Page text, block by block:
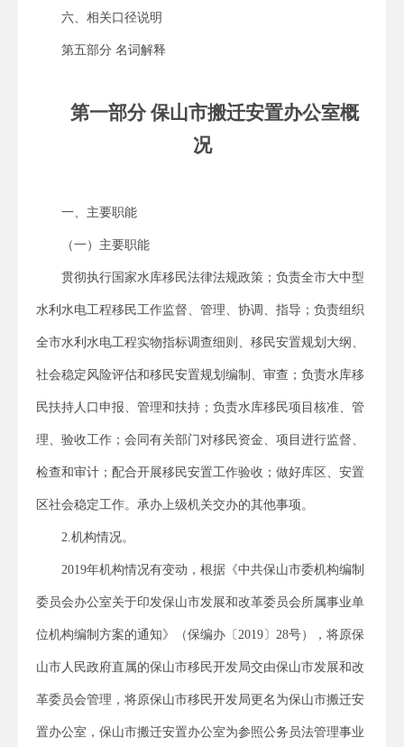
六、相关口径说明
第五部分 名词解释
第一部分 保山市搬迁安置办公室概
况
一、主要职能
（一）主要职能
贯彻执行国家水库移民法律法规政策；负责全市大中型
水利水电工程移民工作监督、管理、协调、指导；负责组织
全市水利水电工程实物指标调查细则、移民安置规划大纲、
社会稳定风险评估和移民安置规划编制、审查；负责水库移
民扶持人口申报、管理和扶持；负责水库移民项目核准、管
理、验收工作；会同有关部门对移民资金、项目进行监督、
检查和审计；配合开展移民安置工作验收；做好库区、安置
区社会稳定工作。承办上级机关交办的其他事项。
2.机构情况。
2019年机构情况有变动，根据《中共保山市委机构编制
委员会办公室关于印发保山市发展和改革委员会所属事业单
位机构编制方案的通知》（保编办〔2019〕28号），将原保
山市人民政府直属的保山市移民开发局交由保山市发展和改
革委员会管理，将原保山市移民开发局更名为保山市搬迁安
置办公室，保山市搬迁安置办公室为参照公务员法管理事业